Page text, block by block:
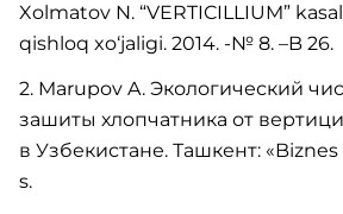
Xolmatov N. “VERTICILLIUM”
qishloq xo‘jaligi. 2014. -№ 8. –B 26.
2. Marupov A. Экологический
зашиты хлопчатника от
в Узбекистане. Ташкент:
s.